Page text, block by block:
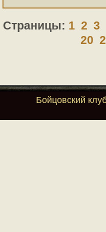
Страницы: 1 2 3
20
Бойцовский